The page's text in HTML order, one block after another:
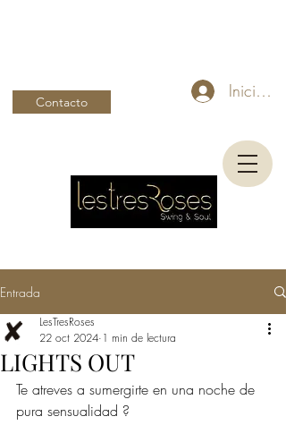
Contacto
Iniciar
Entrada
LIGHTS OUT
LesTresRoses
22 oct 2024 1 min de lectura
Te atreves a sumergirte en una noche de
pura sensualidad ?